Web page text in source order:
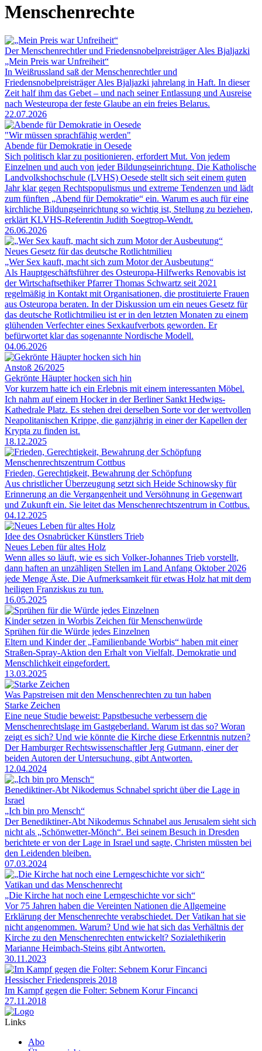
Menschenrechte
Der Menschenrechtler und Friedensnobelpreisträger Ales Bjaljazki
„Mein Preis war Unfreiheit“
In Weißrussland saß der Menschenrechtler und
Friedensnobelpreisträger Ales Bjaljazki jahrelang in Haft. In dieser
Zeit half ihm das Gebet – und nach seiner Entlassung und Ausreise
nach Westeuropa der feste Glaube an ein freies Belarus.
22.07.2026
"Wir müssen sprachfähig werden"
Abende für Demokratie in Oesede
Sich politisch klar zu positionieren, erfordert Mut. Von jedem
Einzelnen und auch von jeder Bildungseinrichtung. Die Katholische
Landvolkshochschule (LVHS) Oesede stellt sich seit einem guten
Jahr klar gegen Rechtspopulismus und extreme Tendenzen und lädt
zum fünften „Abend für Demokratie“ ein. Warum es auch für eine
kirchliche Bildungseinrichtung so wichtig ist, Stellung zu beziehen,
erklärt KLVHS-Referentin Judith Soegtrop-Wendt.
26.06.2026
Neues Gesetz für das deutsche Rotlichtmilieu
„Wer Sex kauft, macht sich zum Motor der Ausbeutung“
Als Hauptgeschäftsführer des Osteuropa-Hilfwerks Renovabis ist
der Wirtschaftsethiker Pfarrer Thomas Schwartz seit 2021
regelmäßig in Kontakt mit Organisationen, die prostituierte Frauen
aus Osteuropa beraten. In der Diskussion um ein neues Gesetz für
das deutsche Rotlichtmilieu ist er in den letzten Monaten zu einem
glühenden Verfechter eines Sexkaufverbots geworden. Er
befürwortet klar das sogenannte Nordische Modell.
04.06.2026
Anstoß 26/2025
Gekrönte Häupter hocken sich hin
Vor kurzem hatte ich ein Erlebnis mit einem interessanten Möbel.
Ich nahm auf einem Hocker in der Berliner Sankt Hedwigs-
Kathedrale Platz. Es stehen drei derselben Sorte vor der wertvollen
Neapolitanischen Krippe, die ganzjährig in einer der Kapellen der
Krypta zu finden ist.
18.12.2025
Menschenrechtszentrum Cottbus
Frieden, Gerechtigkeit, Bewahrung der Schöpfung
Aus christlicher Überzeugung setzt sich Heide Schinowsky für
Erinnerung an die Vergangenheit und Versöhnung in Gegenwart
und Zukunft ein. Sie leitet das Menschenrechtszentrum in Cottbus.
04.12.2025
Idee des Osnabrücker Künstlers Trieb
Neues Leben für altes Holz
Wenn alles so läuft, wie es sich Volker-Johannes Trieb vorstellt,
dann haften an unzähligen Stellen im Land Anfang Oktober 2026
jede Menge Äste. Die Aufmerksamkeit für etwas Holz hat mit dem
heiligen Franziskus zu tun.
16.05.2025
Kinder setzen in Worbis Zeichen für Menschenwürde
Sprühen für die Würde jedes Einzelnen
Eltern und Kinder der „Familienbande Worbis“ haben mit einer
Straßen-Spray-Aktion den Erhalt von Vielfalt, Demokratie und
Menschlichkeit eingefordert.
13.03.2025
Was Papstreisen mit den Menschenrechten zu tun haben
Starke Zeichen
Eine neue Studie beweist: Papstbesuche verbessern die
Menschenrechtslage im Gastgeberland. Warum ist das so? Woran
zeigt es sich? Und wie könnte die Kirche diese Erkenntnis nutzen?
Der Hamburger Rechtswissenschaftler Jerg Gutmann, einer der
beiden Autoren der Untersuchung, gibt Antworten.
12.04.2024
Benediktiner-Abt Nikodemus Schnabel spricht über die Lage in
Israel
„Ich bin pro Mensch“
Der Benediktiner-Abt Nikodemus Schnabel aus Jerusalem sieht sich
nicht als „Schönwetter-Mönch“. Bei seinem Besuch in Dresden
berichtete er von der Lage in Israel und sagte, Christen müssten bei
den Leidenden bleiben.
07.03.2024
Vatikan und das Menschenrecht
„Die Kirche hat noch eine Lerngeschichte vor sich“
Vor 75 Jahren haben die Vereinten Nationen die Allgemeine
Erklärung der Menschenrechte verabschiedet. Der Vatikan hat sie
nicht angenommen. Warum? Und wie hat sich das Verhältnis der
Kirche zu den Menschenrechten entwickelt? Sozialethikerin
Marianne Heimbach-Steins gibt Antworten.
30.11.2023
Hessischer Friedenspreis 2018
Im Kampf gegen die Folter: Sebnem Korur Fincanci
27.11.2018
Links
Abo